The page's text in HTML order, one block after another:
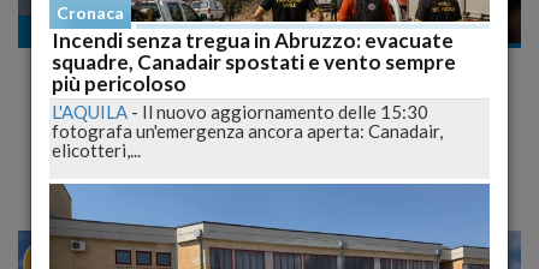
Cronaca nazionale
Notte folle in un Hotel a Madrid per la
Minetti e il calciatore Cristiano Ronaldo
La rivelazione del magazine spagnolo 'Cuore'
MILANO
Cronaca
Incendi senza tregua in Abruzzo: evacuate
squadre, Canadair spostati e vento sempre
più pericoloso
L'AQUILA - Il nuovo aggiornamento delle 15:30
fotografa un'emergenza ancora aperta: Canadair,
elicotteri,...